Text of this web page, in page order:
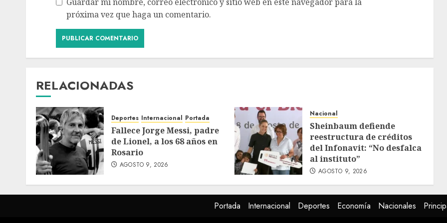
próxima vez que haga un comentario.
RELACIONADAS
Deportes Internacional Portada
Fallece Jorge Messi, padre
de Lionel, a los 68 años en
Rosario
AGOSTO 9, 2026
Nacional
Sheinbaum defiende
reestructura de créditos
del Infonavit: “No desfalca
al instituto”
AGOSTO 9, 2026
Portada Internacional Deportes Economía Nacionales